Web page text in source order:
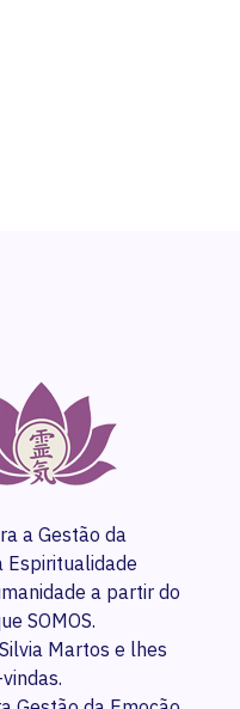
a Gestão da
Espiritualidade
a partir do
SOMOS.
Martos e lhes